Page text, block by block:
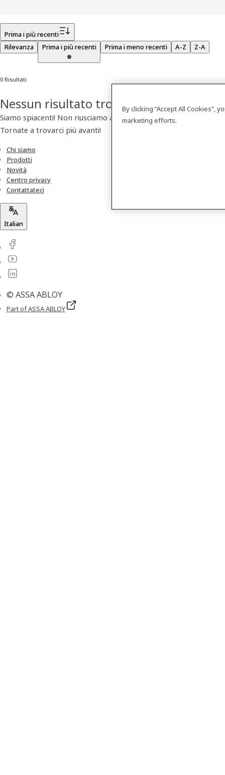
Prima i più recenti
Rilevanza
Prima i più recenti Prima i meno recenti A-Z Z-A
0 Risultati
Nessun risultato trovato
Siamo spiacenti! Non riusciamo a trovare nessun prodotto.
Tornate a trovarci più avanti!
Chi siamo
Prodotti
Novità
Centro privacy
Contattateci
Italian
© ASSA ABLOY
Part of ASSA ABLOY
By clicking “Accept All Cookies”,
marketing efforts.